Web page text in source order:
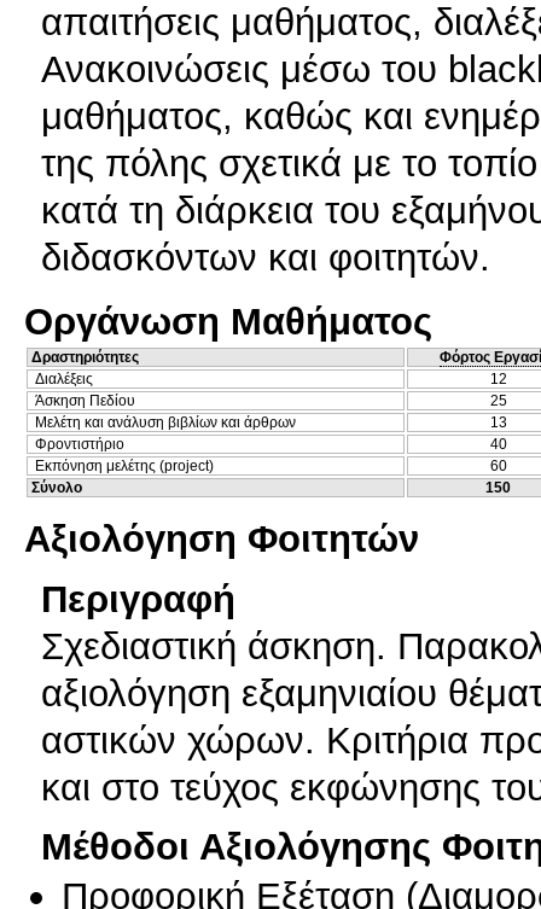
απαιτήσεις μαθήματος,
Ανακοινώσεις μέσω του
μαθήματος, καθώς και
της πόλης σχετικά με το
κατά τη διάρκεια του
διδασκόντων και φοιτητών.
Οργάνωση Μαθήματος
Δραστηριότητες
Φόρτος
Διαλέξεις
12
Άσκηση Πεδίου
25
Μελέτη και ανάλυση βιβλίων και άρθρων
13
Φροντιστήριο
40
Εκπόνηση μελέτης (project)
60
Σύνολο
150
Αξιολόγηση Φοιτητών
Περιγραφή
Σχεδιαστική άσκηση.
αξιολόγηση εξαμηνιαίου
αστικών χώρων. Κριτήρια
και στο τεύχος εκφώνησης
Μέθοδοι Αξιολόγησης
Προφορική Εξέταση (